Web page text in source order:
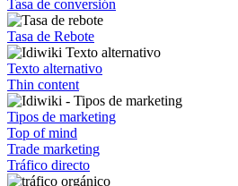
Tasa de conversión
Tasa de Rebote
Texto alternativo
Thin content
Tipos de marketing
Top of mind
Trade marketing
Tráfico directo